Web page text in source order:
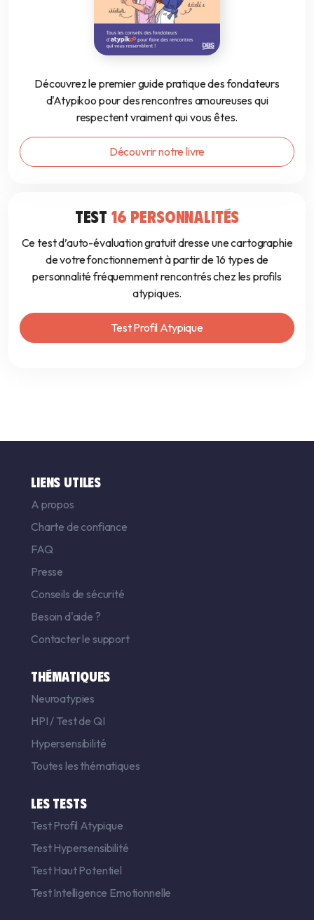
Découvrez le premier guide pratique des fondateurs
d'Atypikoo pour des rencontres amoureuses qui
respectent vraiment qui vous êtes.
Découvrir notre livre
TEST 16 PERSONNALITÉS
Ce test d’auto-évaluation gratuit dresse une cartographie
de votre fonctionnement à partir de 16 types de
personnalité fréquemment rencontrés chez les profils
atypiques.
Test Profil Atypique
LIENS UTILES
A propos
Charte de confiance
FAQ
Presse
Conseils de sécurité
Besoin d'aide ?
Contacter le support
THÉMATIQUES
Neuroatypies
HPI / Test de QI
Hypersensibilité
Toutes les thématiques
LES TESTS
Test Profil Atypique
Test Hypersensibilité
Test Haut Potentiel
Test Intelligence Emotionnelle